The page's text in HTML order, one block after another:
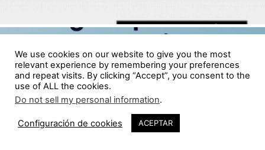
We use cookies on our website to give you the most
relevant experience by remembering your preferences
and repeat visits. By clicking “Accept”, you consent to the
use of ALL the cookies.
Do not sell my personal information.
Configuración de cookies ACEPTAR